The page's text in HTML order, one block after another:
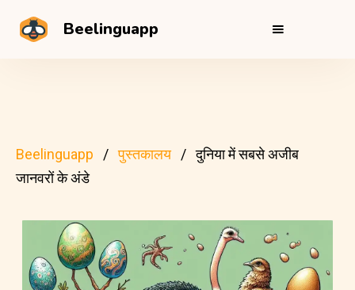
Beelinguapp
Beelinguapp पुस्तकालय
दुनिया में सबसे अजीब
जानवरों के अंडे